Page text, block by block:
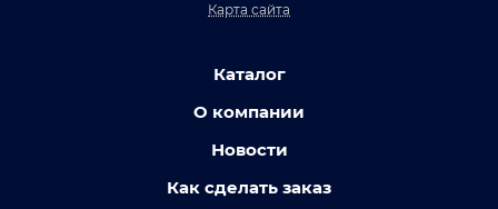
Карта сайта
Каталог
О компании
Новости
Как сделать заказ